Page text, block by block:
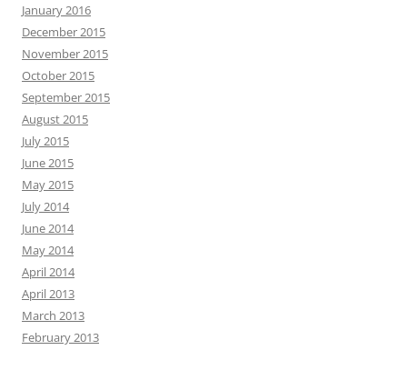
January 2016
December 2015
November 2015
October 2015
September 2015
August 2015
July 2015
June 2015
May 2015
July 2014
June 2014
May 2014
April 2014
April 2013
March 2013
February 2013